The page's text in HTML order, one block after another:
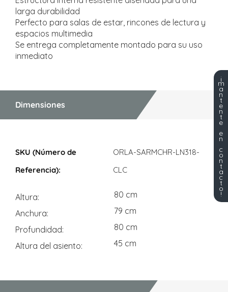
larga durabilidad
Perfecto para salas de estar, rincones de lectura y
espacios multimedia
Se entrega completamente montado para su uso
inmediato
Dimensiones
ORLA-SARMCHR-LN318-
CLC
Altura
80 cm
Anchura
79 cm
Profundidad
80 cm
Altura del asiento
45 cm
¡
m
a
n
t
e
n
t
e
e
n
c
o
n
t
a
c
t
o
!